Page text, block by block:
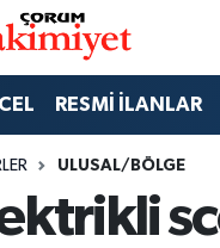
RESMİ İLANLAR
ULUSAL/BÖLGE
Vakitleri